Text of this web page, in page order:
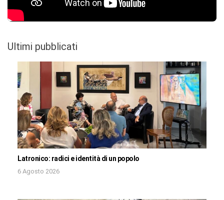
Ultimi pubblicati
Latronico: radici e identità di un popolo
6 Agosto 2026